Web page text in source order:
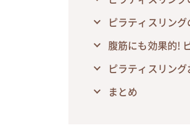
ピラティスリン
腹筋にも効果的!
ピラティスリン
まとめ